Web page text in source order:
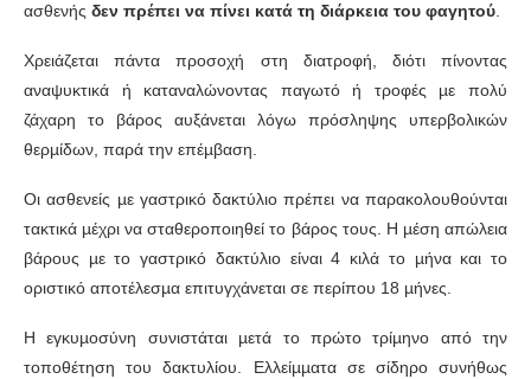
ασθενής δεν πρέπει να πίνει κατά τη διάρκεια του φαγητού.
Χρειάζεται πάντα προσοχή στη διατροφή, διότι πίνοντας
αναψυκτικά ή καταναλώνοντας παγωτό ή τροφές µε πολύ
ζάχαρη το βάρος αυξάνεται λόγω πρόσληψης υπερβολικών
θερµίδων, παρά την επέµβαση.
Οι ασθενείς µε γαστρικό δακτύλιο πρέπει να παρακολουθούνται
τακτικά µέχρι να σταθεροποιηθεί το βάρος τους. Η µέση απώλεια
βάρους µε το γαστρικό δακτύλιο είναι 4 κιλά το µήνα και το
οριστικό αποτέλεσµα επιτυγχάνεται σε περίπου 18 µήνες.
Η εγκυµοσύνη συνιστάται µετά το πρώτο τρίµηνο από την
τοποθέτηση του δακτυλίου. Ελλείµµατα σε σίδηρο συνήθως